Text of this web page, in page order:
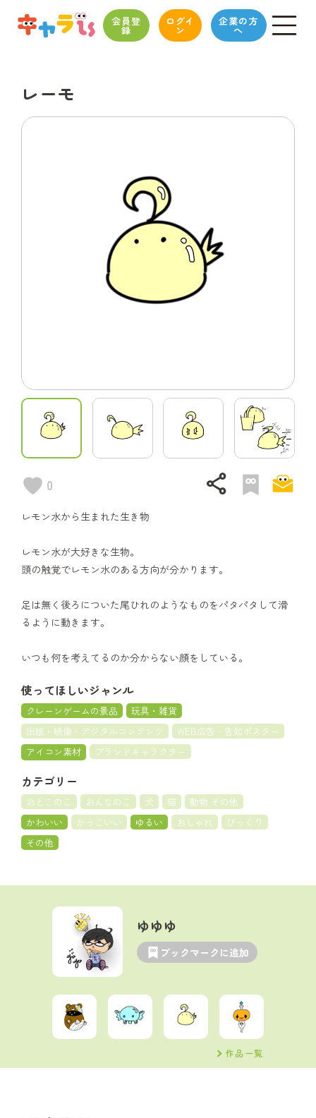
会員登
録
ログイ
ン
企業の方
へ
レーモ
0 share
レモン水から生まれた生き物
レモン水が大好きな生物。
頭の触覚でレモン水のある方向が分かります。
足は無く後ろについた尾ひれのようなものをパタパタして滑
るように動きます。
いつも何を考えてるのか分からない顔をしている。
使ってほしいジャンル
クレーンゲームの景品
玩具・雑貨
出版・映像・デジタルコンテンツ
WEB広告・告知ポスター
アイコン素材
ブランドキャラクター
カテゴリー
おとこのこ おんなのこ 犬 猫
動物 その他
かわいい
かっこいい ゆるい おしゃれ
びっくり
その他
ゆゆゆ
ブックマークに追加
作品一覧